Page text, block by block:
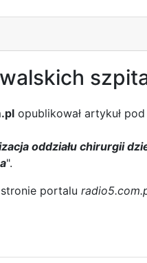
opublikował artykuł
oddziału chirurgii
".
portalu